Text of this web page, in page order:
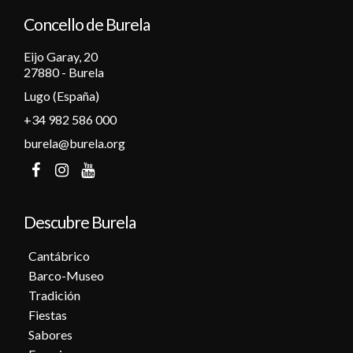
Concello de Burela
Eijo Garay, 20
27880 - Burela
Lugo (España)
+34 982 586 000
burela@burela.org
Descubre Burela
Cantábrico
Barco-Museo
Tradición
Fiestas
Sabores